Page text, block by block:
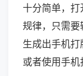
十分简单，
规律，只需
生成出手机
或者使用手机